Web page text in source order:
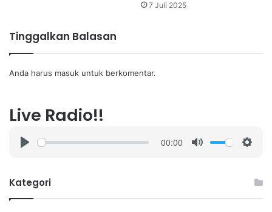
7 Juli 2025
Tinggalkan Balasan
Anda harus masuk untuk berkomentar.
Live Radio!!
a
00:00
Kategori